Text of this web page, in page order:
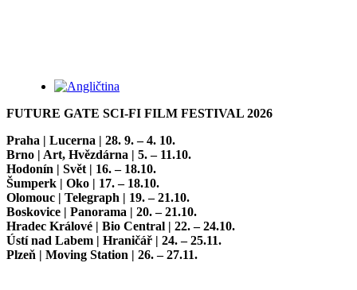
FUTURE GATE SCI-FI FILM FESTIVAL 2026
Praha | Lucerna | 28. 9. – 4. 10.
Brno | Art, Hvězdárna | 5. – 11.10.
Hodonín | Svět | 16. – 18.10.
Šumperk | Oko | 17. – 18.10.
Olomouc | Telegraph | 19. – 21.10.
Boskovice | Panorama | 20. – 21.10.
Hradec Králové | Bio Central | 22. – 24.10.
Ústí nad Labem | Hraničář | 24. – 25.11.
Plzeň | Moving Station | 26. – 27.11.